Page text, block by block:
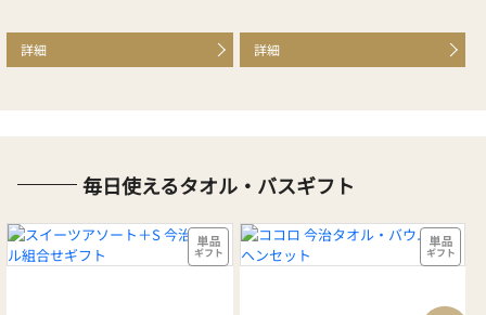
詳細 詳細
毎日使えるタオル・バスギフト